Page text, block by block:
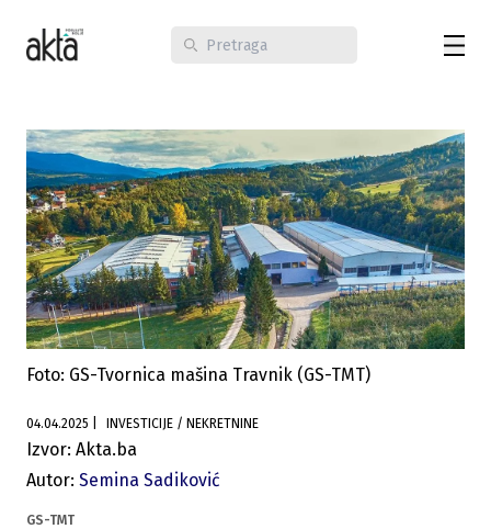
Foto: GS-Tvornica mašina Travnik (GS-TMT)
04.04.2025 INVESTICIJE / NEKRETNINE
Izvor: Akta.ba
Autor: Semina Sadiković
GS-TMT